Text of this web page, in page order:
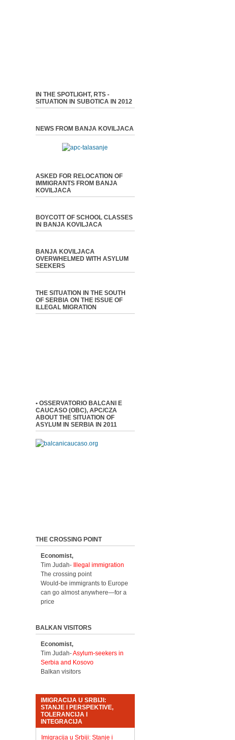
IN THE SPOTLIGHT, RTS -
SITUATION IN SUBOTICA IN 2012
NEWS FROM BANJA KOVILJACA
ASKED FOR RELOCATION OF
IMMIGRANTS FROM BANJA
KOVILJACA
BOYCOTT OF SCHOOL CLASSES
IN BANJA KOVILJACA
BANJA KOVILJACA
OVERWHELMED WITH ASYLUM
SEEKERS
THE SITUATION IN THE SOUTH
OF SERBIA ON THE ISSUE OF
ILLEGAL MIGRATION
• OSSERVATORIO BALCANI E
CAUCASO (OBC), APC/CZA
ABOUT THE SITUATION OF
ASYLUM IN SERBIA IN 2011
THE CROSSING POINT
Economist,
Tim Judah-
Illegal immigration
The crossing point
Would-be immigrants to Europe
can go almost anywhere—for a
price
BALKAN VISITORS
Economist,
Tim Judah-Asylum-seekers in
Serbia and Kosovo
Balkan visitors
IMIGRACIJA U SRBIJI:
STANJE I PERSPEKTIVE,
TOLERANCIJA I
INTEGRACIJA
Imigracija u Srbiji: Stanje i